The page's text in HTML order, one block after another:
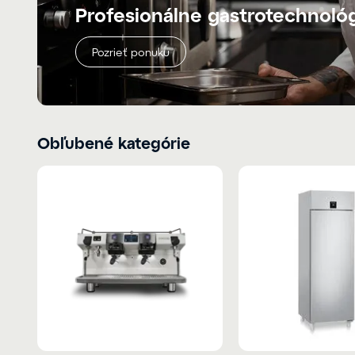
Profesionálne
Pozrieť ponuku
Obľubené kategórie